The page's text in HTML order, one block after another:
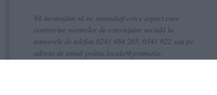
Vă încurajăm să ne semnalați orice aspect care
contravine normelor de conviețuire socială la
numerele de telefon 0241 484 205, 0341 922 sau pe
adresa de email politia.locala@primaria-